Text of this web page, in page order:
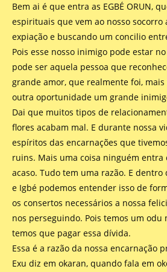
Bem ai é que entra as EGBÉ ORUN,
espirituais que vem ao nosso socorro
expiação e buscando um concilio
Pois esse nosso inimigo pode estar
pode ser aquela pessoa que
grande amor, que realmente foi,
outra oportunidade um grande
Dai que muitos tipos de
flores acabam mal. E durante nossa
espíritos das encarnações que
ruins. Mais uma coisa ninguém entra
acaso. Tudo tem uma razão. E
e Igbé podemos entender isso de
os consertos necessários a nossa
nos perseguindo. Pois temos um odu
temos que pagar essa dívida.
Essa é a razão da nossa encarnação
Exu diz em okaran, quando fala em